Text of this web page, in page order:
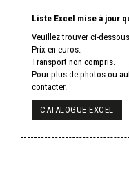
Liste Excel mise à jour
Veuillez trouver ci-
Prix en euros.
Transport non compris.
Pour plus de photos ou
contacter.
CATALOGUE EXCEL